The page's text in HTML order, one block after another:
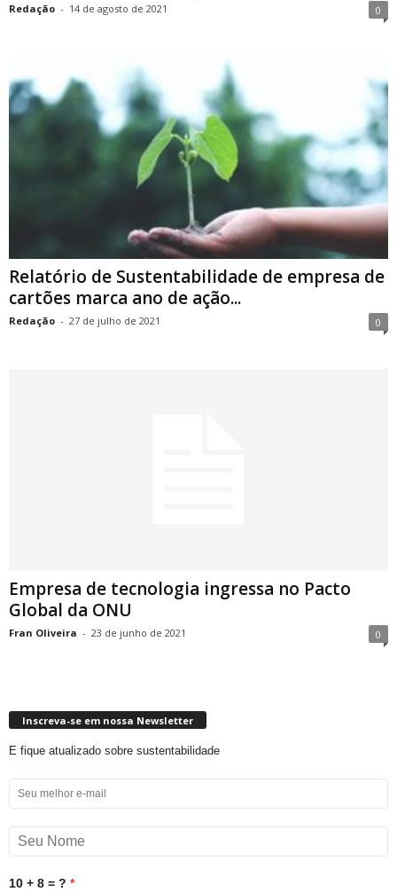
Redação - 14 de agosto de 2021 0
Relatório de Sustentabilidade de empresa de
cartões marca ano de ação...
Redação - 27 de julho de 2021 0
Empresa de tecnologia ingressa no Pacto
Global da ONU
Fran Oliveira - 23 de junho de 2021 0
Inscreva-se em nossa Newsletter
E fique atualizado sobre sustentabilidade
10 + 8 = ?